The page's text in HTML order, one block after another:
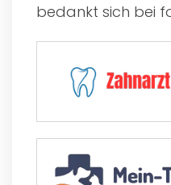
bedankt sich bei